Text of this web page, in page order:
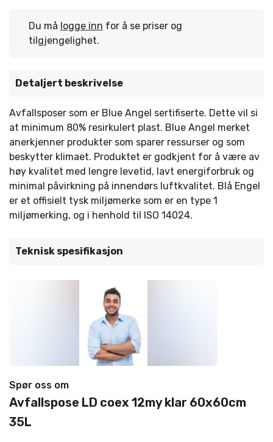
Du må logge inn for å se priser og
tilgjengelighet.
Detaljert beskrivelse
Avfallsposer som er Blue Angel sertifiserte. Dette vil si
at minimum 80% resirkulert plast. Blue Angel merket
anerkjenner produkter som sparer ressurser og som
beskytter klimaet. Produktet er godkjent for å være av
høy kvalitet med lengre levetid, lavt energiforbruk og
minimal påvirkning på innendørs luftkvalitet. Blå Engel
er et offisielt tysk miljømerke som er en type 1
miljømerking, og i henhold til ISO 14024.
Teknisk spesifikasjon
Spør oss om
Avfallspose LD coex 12my klar 60x60cm
35L